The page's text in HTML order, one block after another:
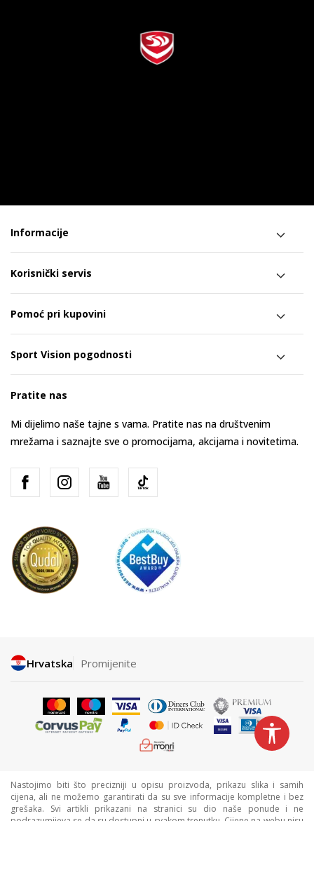
Informacije
Korisnički servis
Pomoć pri kupovini
Sport Vision pogodnosti
Pratite nas
Mi dijelimo naše tajne s vama. Pratite nas na društvenim
mrežama i saznajte sve o promocijama, akcijama i novitetima.
Hrvatska Promijenite
Nastojimo biti što precizniji u opisu proizvoda, prikazu slika i samih
cijena, ali ne možemo garantirati da su sve informacije kompletne i bez
grešaka. Svi artikli prikazani na stranici su dio naše ponude i ne
podrazumijeva se da su dostupni u svakom trenutku. Cijene na webu nisu